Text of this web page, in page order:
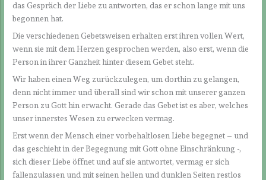
das Gespräch der Liebe zu antworten, das er schon lange mit uns
begonnen hat.
Die verschiedenen Gebetsweisen erhalten erst ihren vollen Wert,
wenn sie mit dem Herzen gesprochen werden, also erst, wenn die
Person in ihrer Ganzheit hinter diesem Gebet steht.
Wir haben einen Weg zurückzulegen, um dorthin zu gelangen,
denn nicht immer und überall sind wir schon mit unserer ganzen
Person zu Gott hin erwacht. Gerade das Gebet ist es aber, welches
unser innerstes Wesen zu erwecken vermag.
Erst wenn der Mensch einer vorbehaltlosen Liebe begegnet – und
das geschieht in der Begegnung mit Gott ohne Einschränkung -,
sich dieser Liebe öffnet und auf sie antwortet, vermag er sich
fallenzulassen und mit seinen hellen und dunklen Seiten restlos